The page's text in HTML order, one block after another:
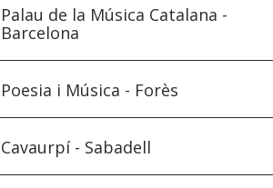
Palau de la Música Catalana -
Barcelona
Poesia i Música - Forès
Cavaurpí - Sabadell